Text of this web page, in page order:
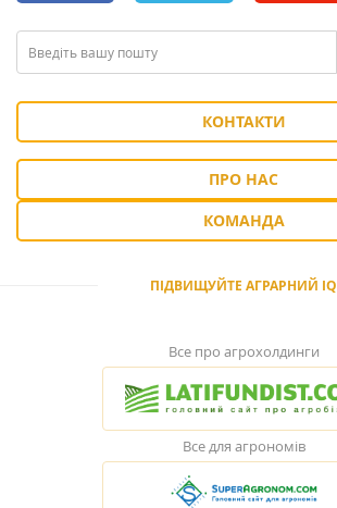
КОНТАКТИ
ПРО НАС
КОМАНДА
ПІДВИЩУЙТЕ АГРАРНИЙ IQ
Все про агрохолдинги
Все для агрономів